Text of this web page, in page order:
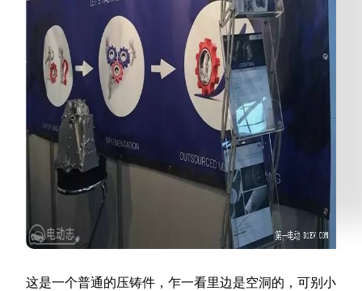
这是一个普通的压铸件，乍一看里边是空洞的，可别小